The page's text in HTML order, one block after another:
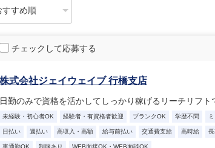
チェックして応募する
株式会社ジェイウェイブ 行橋支店
日勤のみで資格を活かしてしっかり稼げるリーチリフ
未経験・初心者OK 経験者・有資格者歓迎 ブランクOK 学歴不問
日払い 週払い 高収入・高額 給与前払い 交通費支給 高時給
車通勤OK 制服あり WEB面接OK・WEB面談OK